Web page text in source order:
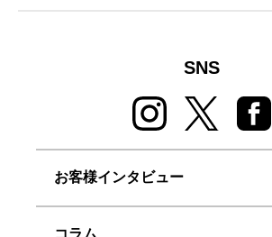
SNS
お客様インタビュー